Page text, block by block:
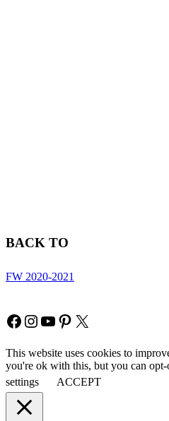
BACK TO
FW 2020-2021
Facebook
Instagram
YouTube
Pinterest
X
This website uses cookies to
you're ok with this, but you can
settings
ACCEPT